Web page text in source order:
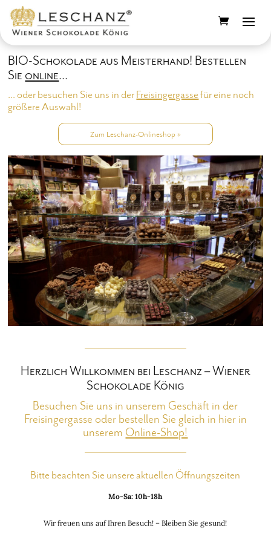
BIO-Schokolade aus Meisterhand! Bestellen
Sie online...
... oder besuchen Sie uns in der Freisingergasse für eine noch
größere Auswahl!
Zum Leschanz-Onlineshop »
Herzlich Willkommen bei Leschanz – Wiener
Schokolade König
Besuchen Sie uns in unserem Geschäft in der
Freisingergasse oder bestellen Sie gleich in hier in
unserem Online-Shop!
Bitte beachten Sie unsere aktuellen Öffnungszeiten
Mo-Sa: 10h-18h
Wir freuen uns auf Ihren Besuch! – Bleiben Sie gesund!